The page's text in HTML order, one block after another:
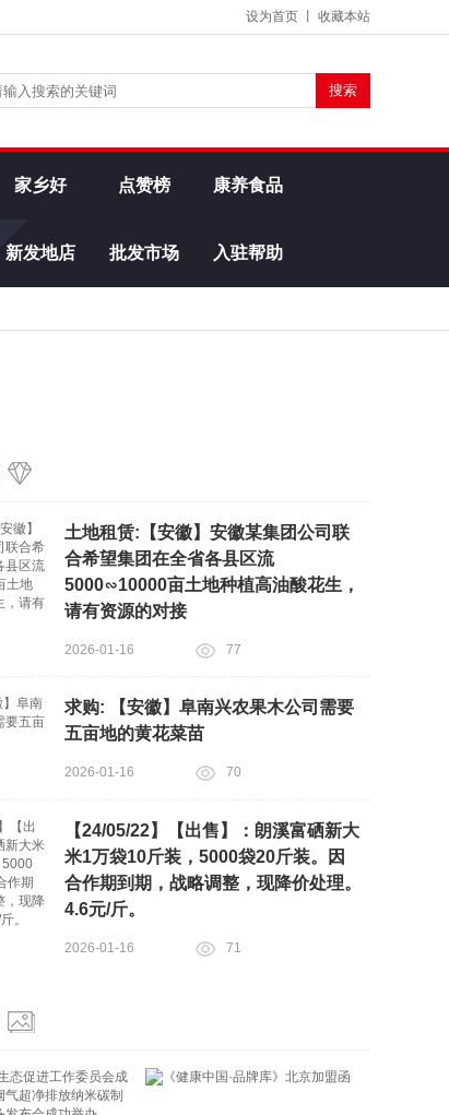
设为首页 收藏本站
家乡好 点赞榜 康养食品
新发地店 批发市场 入驻帮助
土地租赁:【安徽】安徽某集团公司联
合希望集团在全省各县区流
5000∽10000亩土地种植高油酸花生，
请有资源的对接
2026-01-16 77
求购: 【安徽】阜南兴农果木公司需要
五亩地的黄花菜苗
2026-01-16 70
【24/05/22】【出售】：朗溪富硒新大
米1万袋10斤装，5000袋20斤装。因
合作期到期，战略调整，现降价处理。
4.6元/斤。
2026-01-16 71